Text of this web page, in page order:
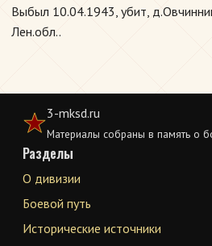
Выбыл 10.04.1943, убит,
Лен.обл..
3-mksd.ru
Материалы собраны в память о
Разделы
О дивизии
Боевой путь
Исторические источники